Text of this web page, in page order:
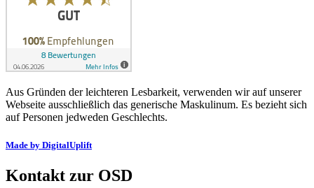
Aus Gründen der leichteren Lesbarkeit, verwenden wir auf unserer
Webseite ausschließlich das generische Maskulinum. Es bezieht sich
auf Personen jedweden Geschlechts.
Made by DigitalUplift
Kontakt zur OSD